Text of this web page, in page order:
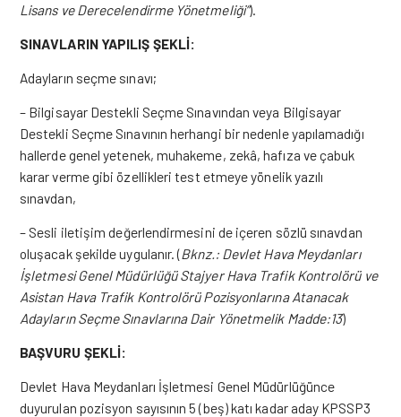
Lisans ve Derecelendirme Yönetmeliği”).
SINAVLARIN YAPILIŞ ŞEKLİ:
Adayların seçme sınavı;
– Bilgisayar Destekli Seçme Sınavından veya Bilgisayar
Destekli Seçme Sınavının herhangi bir nedenle yapılamadığı
hallerde genel yetenek, muhakeme, zekâ, hafıza ve çabuk
karar verme gibi özellikleri test etmeye yönelik yazılı
sınavdan,
– Sesli iletişim değerlendirmesini de içeren sözlü sınavdan
oluşacak şekilde uygulanır. (Bknz.: Devlet Hava Meydanları
İşletmesi Genel Müdürlüğü Stajyer Hava Trafik Kontrolörü ve
Asistan Hava Trafik Kontrolörü Pozisyonlarına Atanacak
Adayların Seçme Sınavlarına Dair Yönetmelik Madde:13)
BAŞVURU ŞEKLİ:
Devlet Hava Meydanları İşletmesi Genel Müdürlüğünce
duyurulan pozisyon sayısının 5 (beş) katı kadar aday KPSSP3